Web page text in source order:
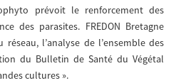
prévoit le renforcement des
des parasites. FREDON Bretagne
réseau, l’analyse de l’ensemble des
du Bulletin de Santé du Végétal
cultures ».